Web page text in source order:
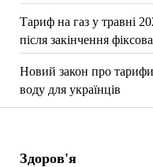
Тариф на газ у травні
після закінчення
Новий закон про
воду для українців
Здоров'я